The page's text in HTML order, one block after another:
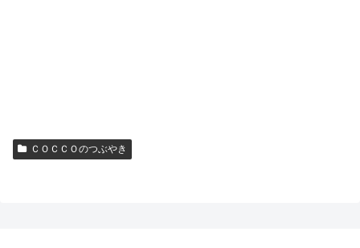
ＣＯＣＣＯのつぶやき